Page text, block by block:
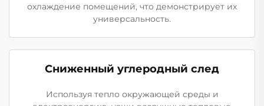
охлаждение помещений, что демонстрирует их
универсальность.
Сниженный углеродный след
Используя тепло окружающей среды и